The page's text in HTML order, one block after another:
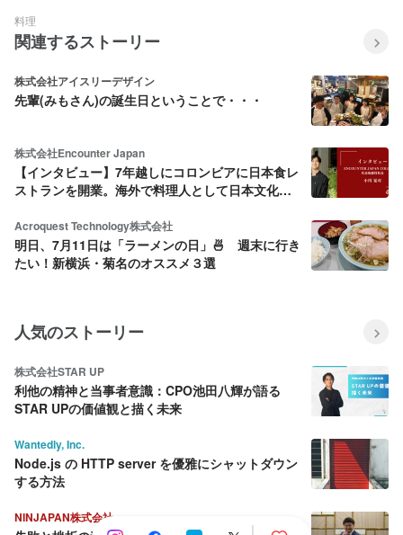
料理
関連するストーリー
株式会社アイスリーデザイン
先輩(みもさん)の誕生日ということで・・・
株式会社Encounter Japan
【インタビュー】7年越しにコロンビアに日本食レ
ストランを開業。海外で料理人として日本文化を
Acroquest Technology株式会社
明日、7月11日は「ラーメンの日」🍜 週末に行き
たい！新横浜・菊名のオススメ３選
人気のストーリー
株式会社STAR UP
利他の精神と当事者意識：CPO池田八輝が語る
STAR UPの価値観と描く未来
Wantedly, Inc.
Node.js の HTTP server を優雅にシャットダウン
する方法
NINJAPAN株式会社